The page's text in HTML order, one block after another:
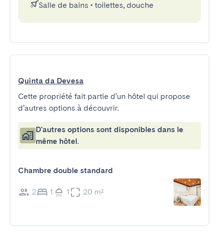
Salle de bains • toilettes, douche
Quinta da Devesa
Cette propriété fait partie d’un hôtel qui propose
d’autres options à découvrir.
D'autres options sont disponibles dans le
même hôtel.
Chambre double standard
2 1 1 20 m²